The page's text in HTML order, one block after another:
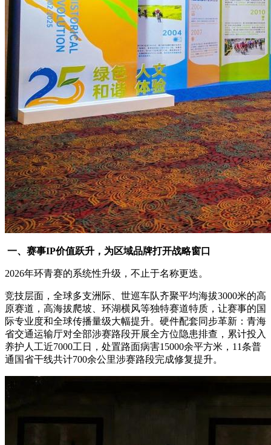
一、赛事IP价值跃升，为区域品牌打开战略窗口
2026年环青赛的系统性升级，不止于名称更迭。
竞技层面，全球多支洲际、世巡车队齐聚平均海拔3000米的高
原赛道，高海拔爬坡、环湖横风等独特赛道特质，让赛事的国
际专业度和全球传播量级大幅提升。硬件配套同步革新：青海
省交通运输厅对全部涉赛路段开展全方位隐患排查，累计投入
养护人工近7000工日，处置路面病害15000余平方米，11条普
通国省干线共计700余公里涉赛路段完成修复提升。